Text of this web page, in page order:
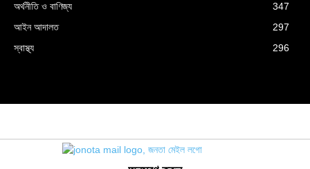
অর্থনীতি ও বাণিজ্য
347
আইন আদালত
297
স্বাস্থ্য
296